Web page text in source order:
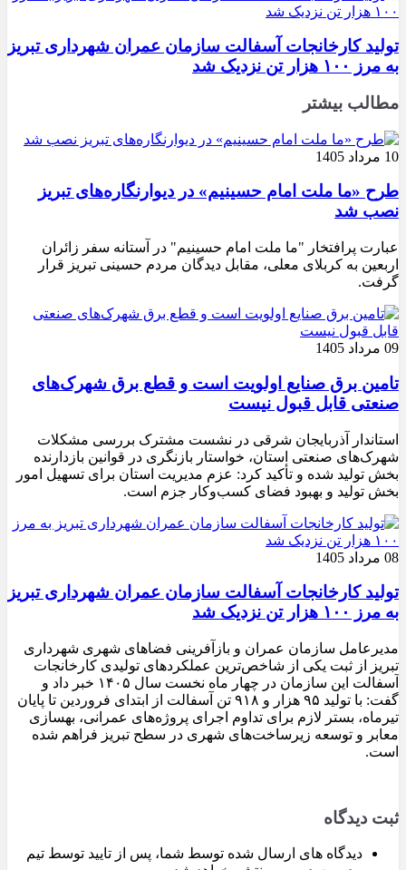
تولید کارخانجات آسفالت سازمان عمران شهرداری تبریز
به مرز ۱۰۰ هزار تن نزدیک شد
مطالب بیشتر
10 مرداد 1405
طرح «ما ملت امام حسینیم» در دیوارنگاره‌های تبریز
نصب شد
عبارت پرافتخار "ما ملت امام حسینیم" در آستانه سفر زائران
اربعین به کربلای معلی، مقابل دیدگان مردم حسینی تبریز قرار
گرفت.
09 مرداد 1405
تامین برق صنایع اولویت است و قطع برق شهرک‌های
صنعتی قابل قبول نیست
استاندار آذربایجان شرقی در نشست مشترک بررسی مشکلات
شهرک‌های صنعتی استان، خواستار بازنگری در قوانین بازدارنده
بخش تولید شده و تأکید کرد: عزم مدیریت استان برای تسهیل امور
بخش تولید و بهبود فضای کسب‌وکار جزم است.
08 مرداد 1405
تولید کارخانجات آسفالت سازمان عمران شهرداری تبریز
به مرز ۱۰۰ هزار تن نزدیک شد
مدیرعامل سازمان عمران و بازآفرینی فضاهای شهری شهرداری
تبریز از ثبت یکی از شاخص‌ترین عملکردهای تولیدی کارخانجات
آسفالت این سازمان در چهار ماه نخست سال ۱۴۰۵ خبر داد و
گفت: با تولید ۹۵ هزار و ۹۱۸ تن آسفالت از ابتدای فروردین تا پایان
تیرماه، بستر لازم برای تداوم اجرای پروژه‌های عمرانی، بهسازی
معابر و توسعه زیرساخت‌های شهری در سطح تبریز فراهم شده
است.
ثبت دیدگاه
دیدگاه های ارسال شده توسط شما، پس از تایید توسط تیم